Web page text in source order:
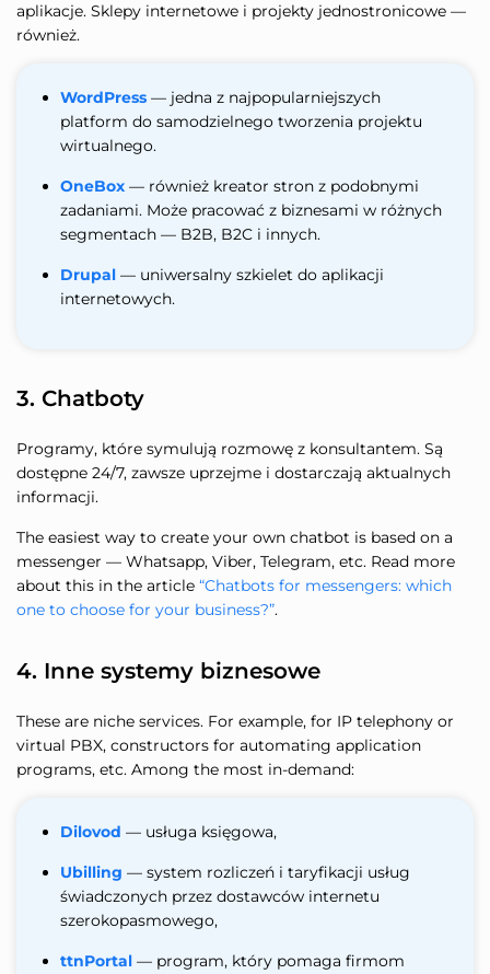
aplikacje. Sklepy internetowe i projekty jednostronicowe —
również.
WordPress — jedna z najpopularniejszych
platform do samodzielnego tworzenia projektu
wirtualnego.
OneBox — również kreator stron z podobnymi
zadaniami. Może pracować z biznesami w różnych
segmentach — B2B, B2C i innych.
Drupal — uniwersalny szkielet do aplikacji
internetowych.
3. Chatboty
Programy, które symulują rozmowę z konsultantem. Są
dostępne 24/7, zawsze uprzejme i dostarczają aktualnych
informacji.
The easiest way to create your own chatbot is based on a
messenger — Whatsapp, Viber, Telegram, etc. Read more
about this in the article “Chatbots for messengers: which
one to choose for your business?”.
4. Inne systemy biznesowe
These are niche services. For example, for IP telephony or
virtual PBX, constructors for automating application
programs, etc. Among the most in-demand:
Dilovod — usługa księgowa,
Ubilling — system rozliczeń i taryfikacji usług
świadczonych przez dostawców internetu
szerokopasmowego,
ttnPortal — program, który pomaga firmom